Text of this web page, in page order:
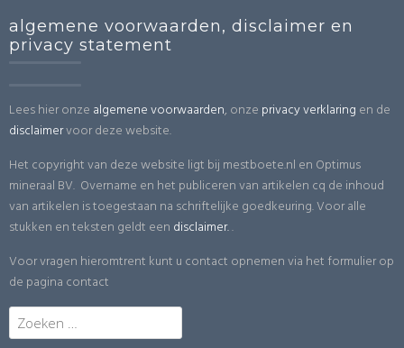
algemene voorwaarden, disclaimer en
privacy statement
Lees hier onze algemene voorwaarden, onze privacy verklaring en de
disclaimervoor deze website.
Het copyright van deze website ligt bij mestboete.nl en Optimus
mineraal BV. Overname en het publiceren van artikelen cq de inhoud
van artikelen is toegestaan na schriftelijke goedkeuring. Voor alle
stukken en teksten geldt een disclaimer..
Voor vragen hieromtrent kunt u contact opnemen via het formulier op
de pagina contact
Zoeken
naar: